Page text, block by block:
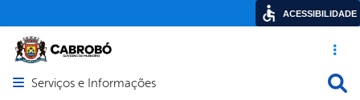
Acesso
Abrir menu principal de navegação
Serviços e Informações
ACESSIBILIDADE